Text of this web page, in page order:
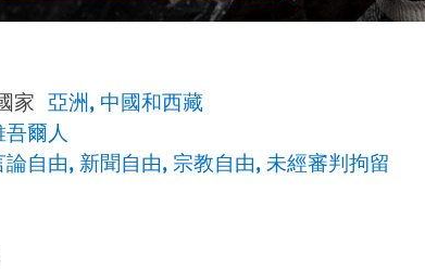
家 亞洲 中國和西藏
吾爾人
論自由 新聞自由 宗教自由 未經審判拘留